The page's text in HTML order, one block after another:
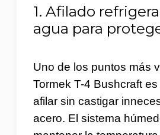
1. Afilado
agua para
Uno de los puntos más
Tormek T-4 Bushcraft
afilar sin castigar
acero. El sistema